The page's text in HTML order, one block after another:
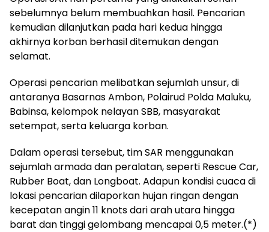
sebelumnya belum membuahkan hasil. Pencarian
kemudian dilanjutkan pada hari kedua hingga
akhirnya korban berhasil ditemukan dengan
selamat.
Operasi pencarian melibatkan sejumlah unsur, di
antaranya Basarnas Ambon, Polairud Polda Maluku,
Babinsa, kelompok nelayan SBB, masyarakat
setempat, serta keluarga korban.
Dalam operasi tersebut, tim SAR menggunakan
sejumlah armada dan peralatan, seperti Rescue Car,
Rubber Boat, dan Longboat. Adapun kondisi cuaca di
lokasi pencarian dilaporkan hujan ringan dengan
kecepatan angin 11 knots dari arah utara hingga
barat dan tinggi gelombang mencapai 0,5 meter.(*)